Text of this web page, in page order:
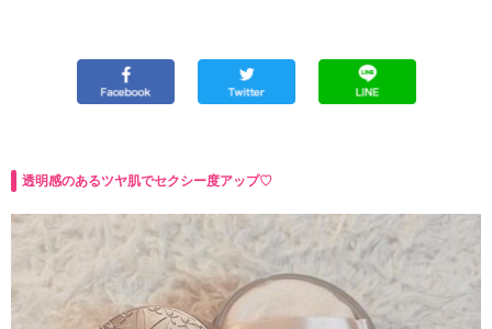
透明感のあるツヤ肌でセクシー度アップ♡